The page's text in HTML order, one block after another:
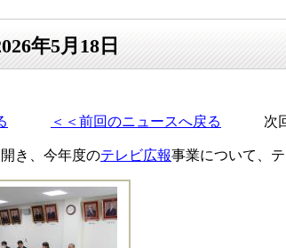
年5月18日
＜＜前回のニュースへ戻る 次回
き、今年度のテレビ広報事業について、